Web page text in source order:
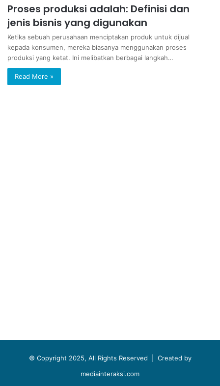
Proses produksi adalah: Definisi dan
jenis bisnis yang digunakan
Ketika sebuah perusahaan menciptakan produk untuk dijual
kepada konsumen, mereka biasanya menggunakan proses
produksi yang ketat. Ini melibatkan berbagai langkah…
Read More »
© Copyright 2025, All Rights Reserved | Created by
mediainteraksi.com